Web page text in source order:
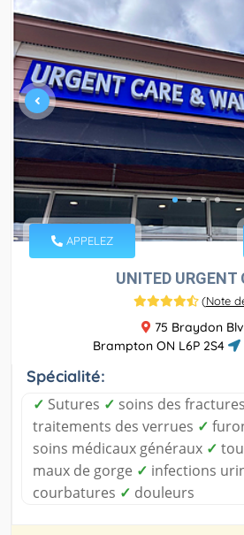
APPELEZ
UNITED URGENT
(Note
75 Braydon
Brampton ON L6P 2S4
Spécialité:
✓ Sutures ✓ soins des fractures
traitements des verrues ✓
soins médicaux généraux ✓
maux de gorge ✓ infections
courbatures ✓ douleurs